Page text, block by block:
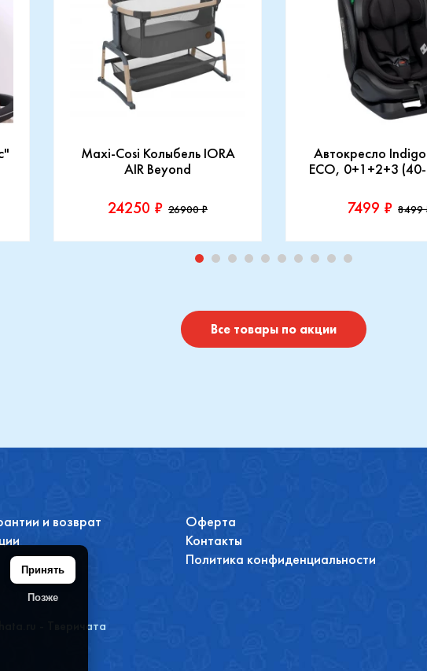
Maxi-Cosi Колыбель IORA
AIR Beyond
24250 ₽ 26900 ₽
Производитель::
Автокресло Indigo
ECO, 0+1+2+3
7499 ₽ 8499
Производитель::
Indigo
Все товары по акции
и возврат
Оферта
Контакты
Политика конфиденциальности
- Тверичата
Принять
Позже